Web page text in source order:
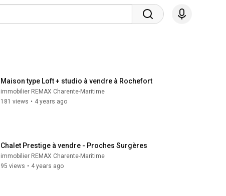
Maison type Loft + studio à vendre à Rochefort
immobilier REMAX Charente-Maritime
181 views • 4 years ago
Chalet Prestige à vendre - Proches Surgères
immobilier REMAX Charente-Maritime
95 views • 4 years ago